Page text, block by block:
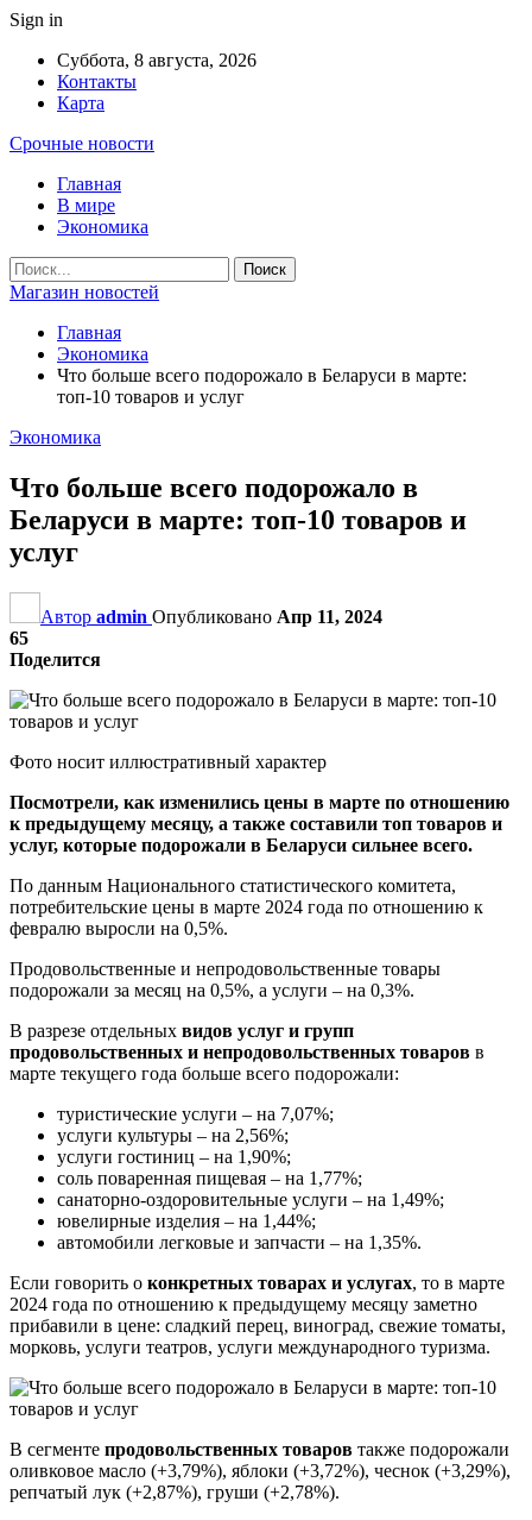
Sign in
Суббота, 8 августа, 2026
Контакты
Карта
Срочные новости
Главная
В мире
Экономика
Магазин новостей
Главная
Экономика
Что больше всего подорожало в Беларуси в марте:
топ-10 товаров и услуг
Экономика
Что больше всего подорожало в
Беларуси в марте: топ-10 товаров и
услуг
Автор admin Опубликовано Апр 11, 2024
65
Поделится
Фото носит иллюстративный характер
Посмотрели, как изменились цены в марте по отношению
к предыдущему месяцу, а также составили топ товаров и
услуг, которые подорожали в Беларуси сильнее всего.
По данным Национального статистического комитета,
потребительские цены в марте 2024 года по отношению к
февралю выросли на 0,5%.
Продовольственные и непродовольственные товары
подорожали за месяц на 0,5%, а услуги – на 0,3%.
В разрезе отдельных видов услуг и групп
продовольственных и непродовольственных товаров в
марте текущего года больше всего подорожали:
туристические услуги – на 7,07%;
услуги культуры – на 2,56%;
услуги гостиниц – на 1,90%;
соль поваренная пищевая – на 1,77%;
санаторно-оздоровительные услуги – на 1,49%;
ювелирные изделия – на 1,44%;
автомобили легковые и запчасти – на 1,35%.
Если говорить о конкретных товарах и услугах, то в марте
2024 года по отношению к предыдущему месяцу заметно
прибавили в цене: сладкий перец, виноград, свежие томаты,
морковь, услуги театров, услуги международного туризма.
В сегменте продовольственных товаров также подорожали
оливковое масло (+3,79%), яблоки (+3,72%), чеснок (+3,29%),
репчатый лук (+2,87%), груши (+2,78%).